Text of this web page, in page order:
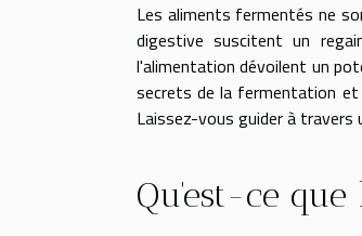
Les aliments fermentés ne
digestive suscitent un
l'alimentation dévoilent un
secrets de la fermentation
Laissez-vous guider à
Qu'est-ce que